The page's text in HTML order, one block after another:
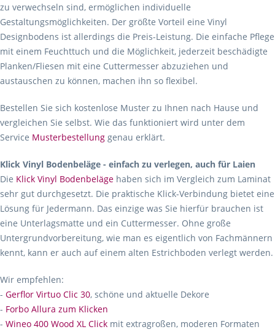
zu verwechseln sind, ermöglichen individuelle
Gestaltungsmöglichkeiten. Der größte Vorteil eine Vinyl
Designbodens ist allerdings die Preis-Leistung. Die einfache Pflege
mit einem Feuchttuch und die Möglichkeit, jederzeit beschädigte
Planken/Fliesen mit eine Cuttermesser abzuziehen und
austauschen zu können, machen ihn so flexibel.
Bestellen Sie sich kostenlose Muster zu Ihnen nach Hause und
vergleichen Sie selbst. Wie das funktioniert wird unter dem
Service Musterbestellung genau erklärt.
Klick Vinyl Bodenbeläge - einfach zu verlegen, auch für Laien
Die Klick Vinyl Bodenbeläge haben sich im Vergleich zum Laminat
sehr gut durchgesetzt. Die praktische Klick-Verbindung bietet eine
Lösung für Jedermann. Das einzige was Sie hierfür brauchen ist
eine Unterlagsmatte und ein Cuttermesser. Ohne große
Untergrundvorbereitung, wie man es eigentlich von Fachmännern
kennt, kann er auch auf einem alten Estrichboden verlegt werden.
Wir empfehlen:
- Gerflor Virtuo Clic 30, schöne und aktuelle Dekore
- Forbo Allura zum Klicken
- Wineo 400 Wood XL Click mit extragroßen, moderen Formaten